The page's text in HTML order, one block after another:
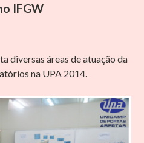
IFGW
diversas áreas de atuação da
na UPA 2014.